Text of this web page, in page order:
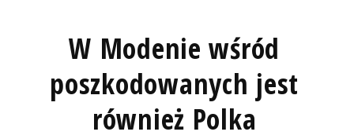
W Modenie wśród
poszkodowanych jest
również Polka